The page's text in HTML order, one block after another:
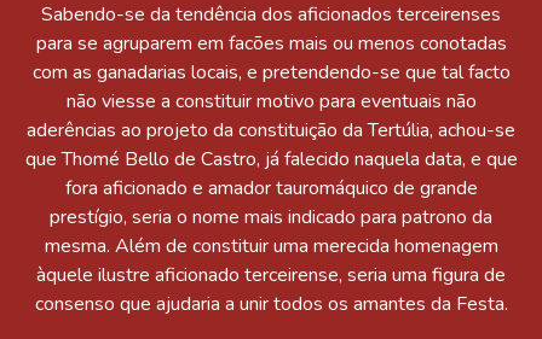
Sabendo-se da tendência dos aficionados terceirenses
para se agruparem em facões mais ou menos conotadas
com as ganadarias locais, e pretendendo-se que tal facto
não viesse a constituir motivo para eventuais não
aderências ao projeto da constituição da Tertúlia, achou-se
que Thomé Bello de Castro, já falecido naquela data, e que
fora aficionado e amador tauromáquico de grande
prestígio, seria o nome mais indicado para patrono da
mesma. Além de constituir uma merecida homenagem
àquele ilustre aficionado terceirense, seria uma figura de
consenso que ajudaria a unir todos os amantes da Festa.